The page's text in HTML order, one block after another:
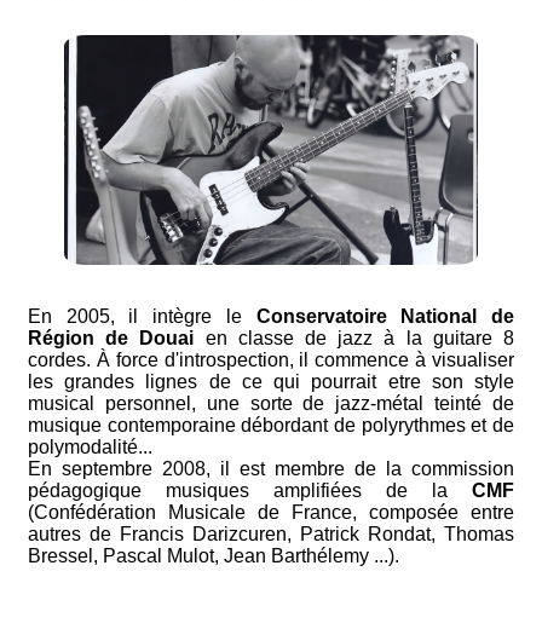
En 2005, il intègre le
Conservatoire National de
Région de Douai en classe de jazz à la guitare 8
cordes. À force d'introspection, il commence à visualiser
les grandes lignes de ce qui pourrait etre son style
musical personnel, une sorte de jazz-métal teinté de
musique contemporaine débordant de polyrythmes et de
polymodalité...
En septembre 2008, il est membre de la commission
pédagogique musiques amplifiées de la
CMF
(Confédération Musicale de France, composée entre
autres de Francis Darizcuren, Patrick Rondat, Thomas
Bressel, Pascal Mulot, Jean Barthélemy ...).